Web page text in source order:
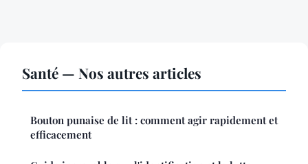
Santé — Nos autres articles
Bouton punaise de lit : comment agir rapidement et
efficacement